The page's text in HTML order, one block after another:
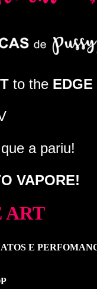
to the EDGE
que a pariu!
VAPORE!
ART
E